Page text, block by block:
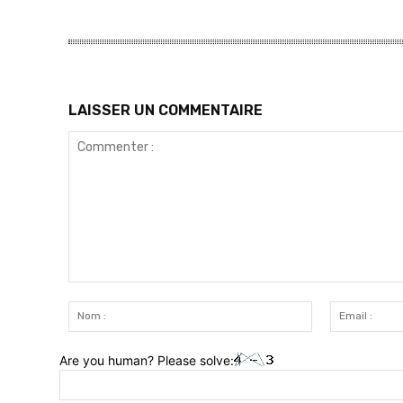
LAISSER UN COMMENTAIRE
:
Are you human? Please solve: